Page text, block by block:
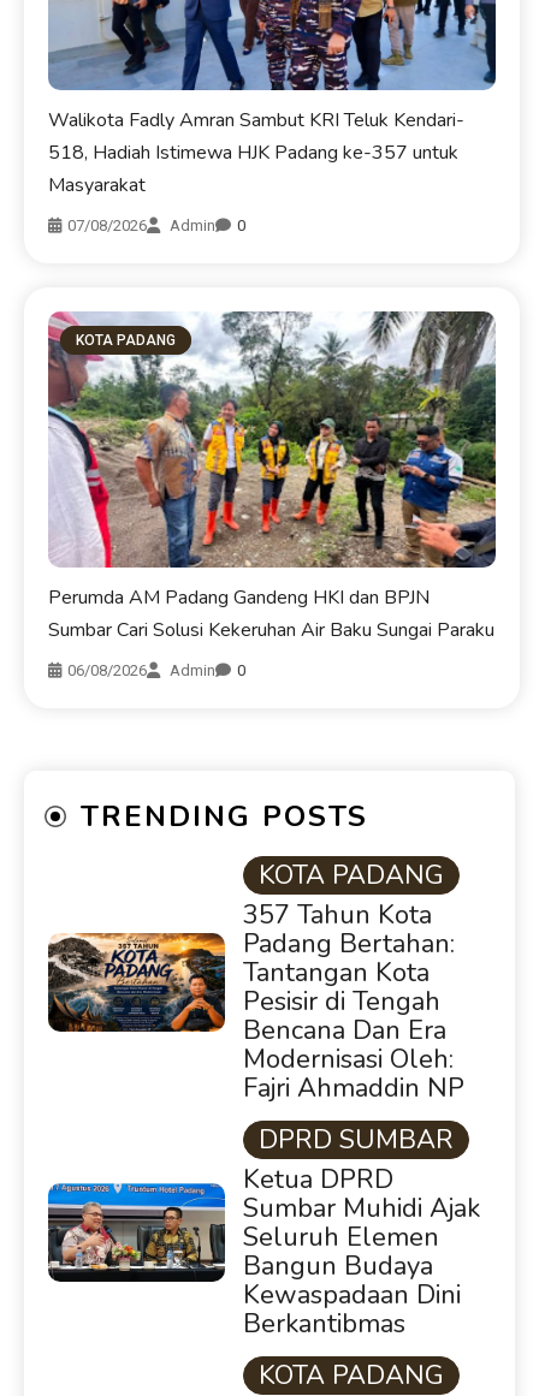
Walikota Fadly Amran Sambut KRI Teluk Kendari-
518, Hadiah Istimewa HJK Padang ke-357 untuk
Masyarakat
07/08/2026 Admin 0
KOTA PADANG
Perumda AM Padang Gandeng HKI dan BPJN
Sumbar Cari Solusi Kekeruhan Air Baku Sungai Paraku
06/08/2026 Admin 0
TRENDING POSTS
KOTA PADANG
357 Tahun Kota
Padang Bertahan:
Tantangan Kota
Pesisir di Tengah
Bencana Dan Era
Modernisasi Oleh:
Fajri Ahmaddin NP
DPRD SUMBAR
Ketua DPRD
Sumbar Muhidi Ajak
Seluruh Elemen
Bangun Budaya
Kewaspadaan Dini
Berkantibmas
KOTA PADANG